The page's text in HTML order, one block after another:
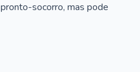
socorro, mas pode